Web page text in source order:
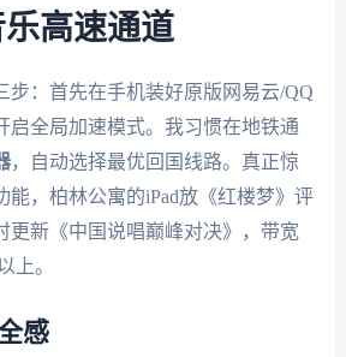
高速通道
步：首先在手机装好原版网易云/QQ
启全局加速模式。我习惯在地铁通
，自动选择最优回国线路。真正惊
能，柏林公寓的iPad放《红楼梦》评
更新《中国说唱巅峰对决》，带宽
上。
感